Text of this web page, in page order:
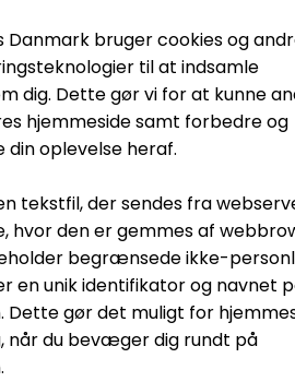
Danmark bruger cookies og
til at indsamle
dig. Dette gør vi for at kunne
hjemmeside samt forbedre og
din oplevelse heraf.
tekstfil, der sendes fra
hvor den er gemmes af
begrænsede ikke-
en unik identifikator og navnet
Dette gør det muligt for
når du bevæger dig rundt på